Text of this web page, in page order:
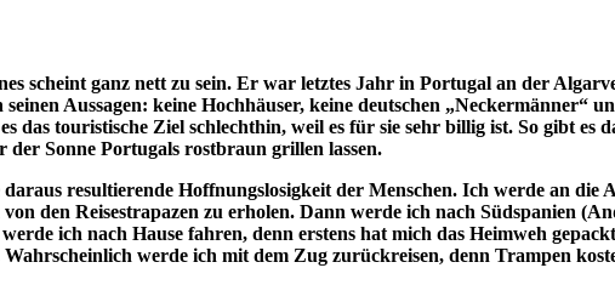
scheint ganz nett zu sein. Er war letztes Jahr in Portugal an der
Aussagen: keine Hochhäuser, keine deutschen „Neckermänner“
touristische Ziel schlechthin, weil es für sie sehr billig ist. So gibt es
Sonne Portugals rostbraun grillen lassen.
resultierende Hoffnungslosigkeit der Menschen. Ich werde an die
den Reisestrapazen zu erholen. Dann werde ich nach Südspanien
ich nach Hause fahren, denn erstens hat mich das Heimweh
werde ich mit dem Zug zurückreisen, denn Trampen